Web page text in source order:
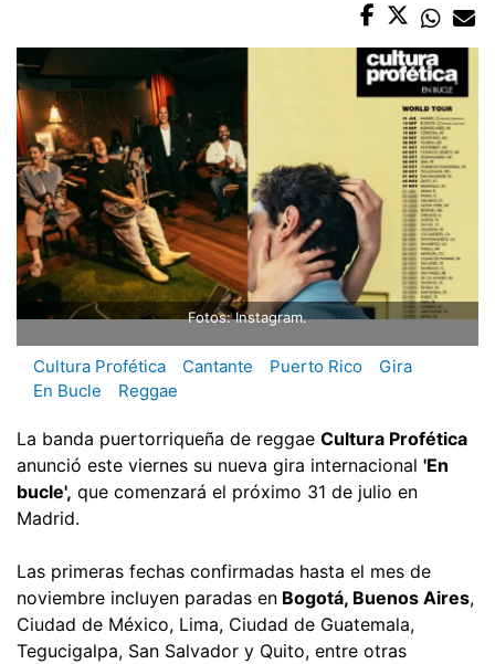
Fotos: Instagram.
Cultura Profética Cantante Puerto Rico
Gira
En Bucle
Reggae
La banda puertorriqueña de reggae Cultura Profética
anunció este viernes su nueva gira internacional 'En
bucle', que comenzará el próximo 31 de julio en
Madrid.
Las primeras fechas confirmadas hasta el mes de
noviembre incluyen paradas en Bogotá, Buenos Aires,
Ciudad de México, Lima, Ciudad de Guatemala,
Tegucigalpa, San Salvador y Quito, entre otras